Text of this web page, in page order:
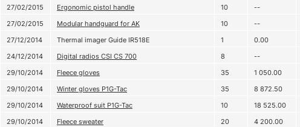
27/02/2015
Ergonomic pistol handle 10 --
27/02/2015
Modular handguard for AK 10 --
27/12/2014
Thermal imager Guide IR518E 1 0.00
24/12/2014
Digital radios CSI CS 700 8 --
29/10/2014
Fleece gloves 35 1 050.00
29/10/2014
Winter gloves P1G-Tac 35 8 872.50
29/10/2014
Waterproof suit P1G-Tac 10 18 525.00
29/10/2014
Fleece sweater 20 4 200.00